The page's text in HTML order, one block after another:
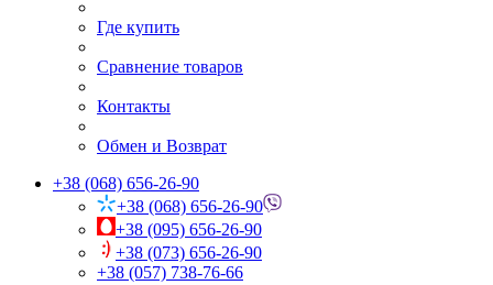
Где купить
Сравнение товаров
Контакты
Обмен и Возврат
+38 (068) 656-26-90
+38 (068) 656-26-90
+38 (095) 656-26-90
+38 (073) 656-26-90
+38 (057) 738-76-66